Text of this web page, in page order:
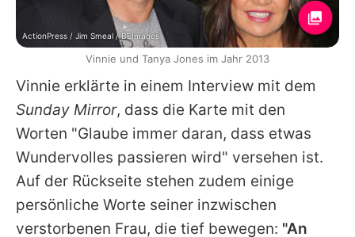
Vinnie erklärte in einem Interview mit dem
Sunday Mirror, dass die Karte mit den
Worten "Glaube immer daran, dass etwas
Wundervolles passieren wird" versehen ist.
Auf der Rückseite stehen zudem einige
persönliche Worte seiner inzwischen
verstorbenen Frau, die tief bewegen: "An
ActionPress / Jim Smeal / BEImages
Vinnie und Tanya Jones im Jahr 2013